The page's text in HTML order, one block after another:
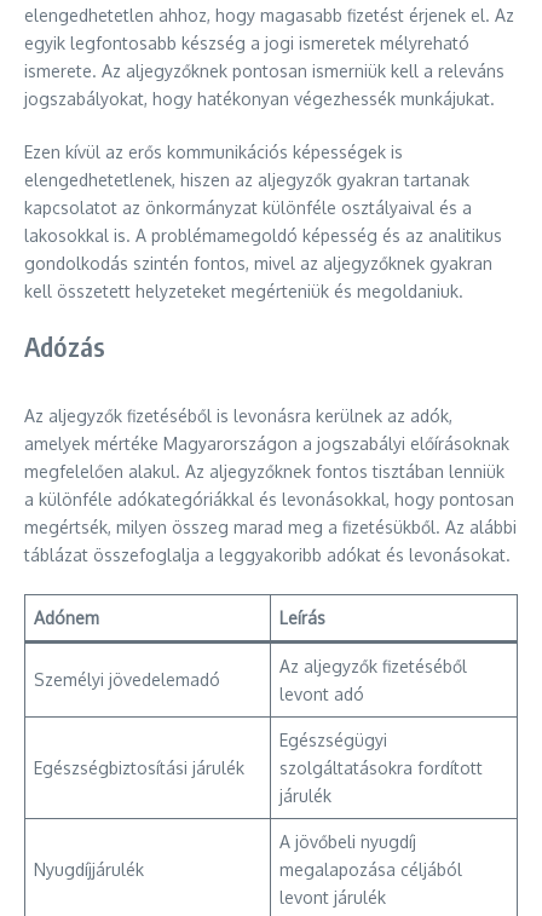
elengedhetetlen ahhoz, hogy magasabb fizetést érjenek el. Az
egyik legfontosabb készség a jogi ismeretek mélyreható
ismerete. Az aljegyzőknek pontosan ismerniük kell a releváns
jogszabályokat, hogy hatékonyan végezhessék munkájukat.
Ezen kívül az erős kommunikációs képességek is
elengedhetetlenek, hiszen az aljegyzők gyakran tartanak
kapcsolatot az önkormányzat különféle osztályaival és a
lakosokkal is. A problémamegoldó képesség és az analitikus
gondolkodás szintén fontos, mivel az aljegyzőknek gyakran
kell összetett helyzeteket megérteniük és megoldaniuk.
Adózás
Az aljegyzők fizetéséből is levonásra kerülnek az adók,
amelyek mértéke Magyarországon a jogszabályi előírásoknak
megfelelően alakul. Az aljegyzőknek fontos tisztában lenniük
a különféle adókategóriákkal és levonásokkal, hogy pontosan
megértsék, milyen összeg marad meg a fizetésükből. Az alábbi
táblázat összefoglalja a leggyakoribb adókat és levonásokat.
Adónem Leírás
Személyi jövedelemadó
Az aljegyzők fizetéséből
levont adó
Egészségbiztosítási járulék
Egészségügyi
szolgáltatásokra fordított
járulék
Nyugdíjjárulék
A jövőbeli nyugdíj
megalapozása céljából
levont járulék